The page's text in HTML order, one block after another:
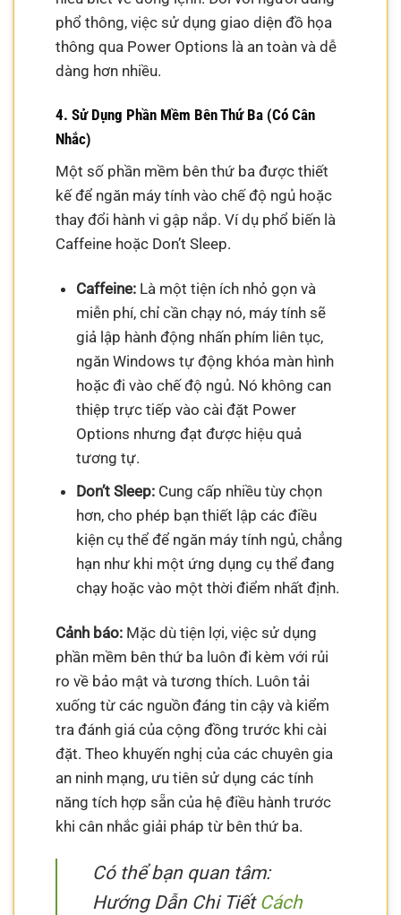
phổ thông, việc sử dụng giao diện đồ họa
thông qua Power Options là an toàn và dễ
dàng hơn nhiều.
4. Sử Dụng Phần Mềm Bên Thứ Ba (Có Cân
Nhắc)
Một số phần mềm bên thứ ba được thiết
kế để ngăn máy tính vào chế độ ngủ hoặc
thay đổi hành vi gập nắp. Ví dụ phổ biến là
Caffeine hoặc Don’t Sleep.
Caffeine:Là một tiện ích nhỏ gọn và
miễn phí, chỉ cần chạy nó, máy tính sẽ
giả lập hành động nhấn phím liên tục,
ngăn Windows tự động khóa màn hình
hoặc đi vào chế độ ngủ. Nó không can
thiệp trực tiếp vào cài đặt Power
Options nhưng đạt được hiệu quả
tương tự.
Don’t Sleep:Cung cấp nhiều tùy chọn
hơn, cho phép bạn thiết lập các điều
kiện cụ thể để ngăn máy tính ngủ, chẳng
hạn như khi một ứng dụng cụ thể đang
chạy hoặc vào một thời điểm nhất định.
Cảnh báo: Mặc dù tiện lợi, việc sử dụng
phần mềm bên thứ ba luôn đi kèm với rủi
ro về bảo mật và tương thích. Luôn tải
xuống từ các nguồn đáng tin cậy và kiểm
tra đánh giá của cộng đồng trước khi cài
đặt. Theo khuyến nghị của các chuyên gia
an ninh mạng, ưu tiên sử dụng các tính
năng tích hợp sẵn của hệ điều hành trước
khi cân nhắc giải pháp từ bên thứ ba.
Có thể bạn quan tâm:
Hướng Dẫn Chi Tiết Cách